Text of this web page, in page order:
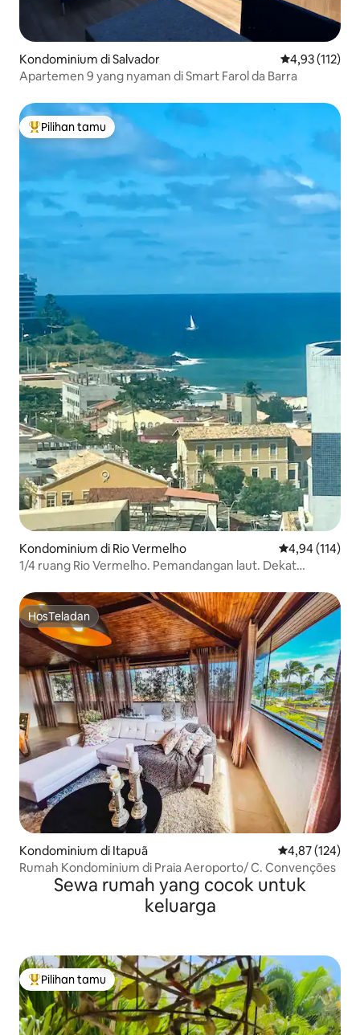
Kondominium di Salvador Nilai rata-rata
4,93 (112)
Apartemen 9 yang nyaman di Smart Farol da Barra
Pilihan tamu terpopuler
Pilihan tamu
Kondominium di Rio Vermelho Nilai rata-rata
4,94 (114)
1/4 ruang Rio Vermelho. Pemandangan laut. Dekat
HosTeladan
HosTeladan
Kondominium di Itapuã Nilai rata-rata
4,87 (124)
Rumah Kondominium di Praia Aeroporto/ C. Convenções
Sewa rumah yang cocok untuk
keluarga
Pilihan tamu terpopuler
Pilihan tamu